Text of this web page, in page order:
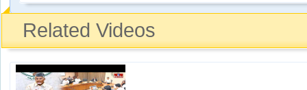
Related Videos